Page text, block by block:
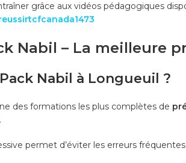
grâce aux vidéos pédagogiques
Nabil – La meilleure
Nabil à Longueuil ?
des formations les plus complètes de
permet d’éviter les erreurs